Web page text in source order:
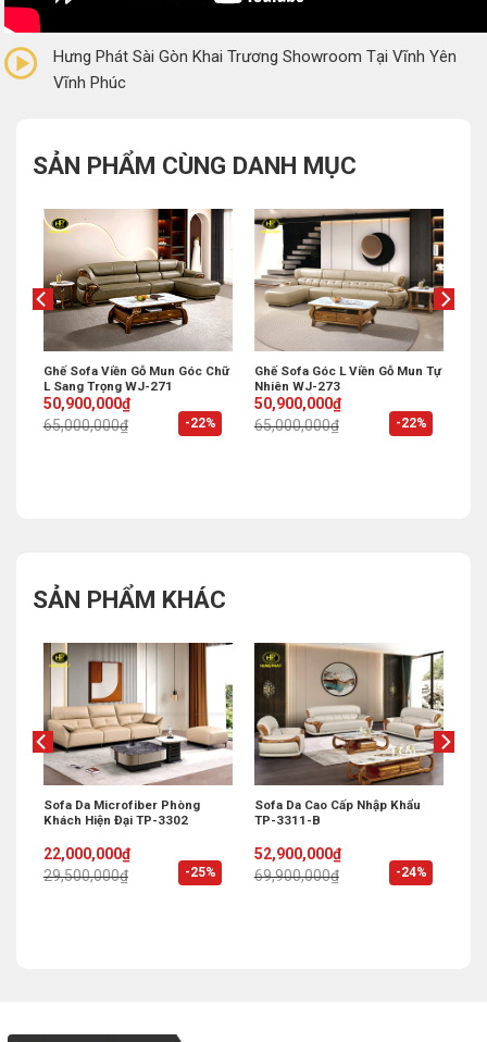
(0 Reviews)
Hưng Phát Sài Gòn Khai Trương Showroom Tại Vĩnh Yên
Vĩnh Phúc
SẢN PHẨM CÙNG DANH MỤC
-22%
Ghế Sofa Viền Gỗ Mun Góc Chữ
L Sang Trọng WJ-271
65,000,000₫
Original
price
was:
50,900,000₫
Current
price
is:
-22%
Ghế Sofa Góc L Viền Gỗ Mun Tự
Nhiên WJ-273
65,000,000₫
Original
price
was:
50,900,000₫
Current
price
is:
SẢN PHẨM KHÁC
-25%
Sofa Da Microfiber Phòng
Khách Hiện Đại TP-3302
29,500,000₫
Original
price
was:
22,000,000₫
Current
price
is:
-24%
Sofa Da Cao Cấp Nhập Khẩu
TP-3311-B
69,900,000₫
Original
price
was:
52,900,000₫
Current
price
is: